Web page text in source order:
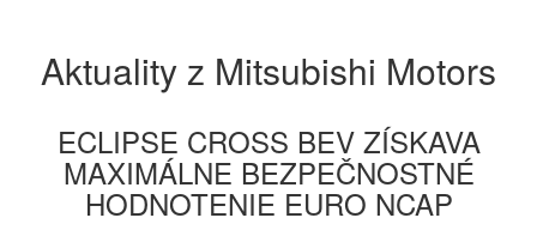
Aktuality z Mitsubishi Motors
ECLIPSE CROSS BEV ZÍSKAVA
MAXIMÁLNE BEZPEČNOSTNÉ
HODNOTENIE EURO NCAP